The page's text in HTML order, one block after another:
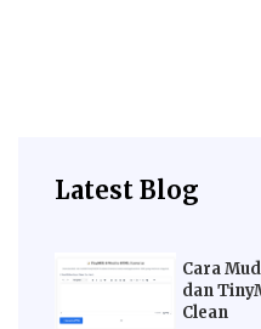
Latest Blog
Cara
dan
Clean